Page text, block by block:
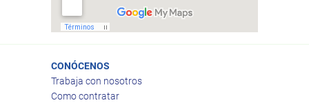
CONÓCENOS
Trabaja con nosotros
Como contratar